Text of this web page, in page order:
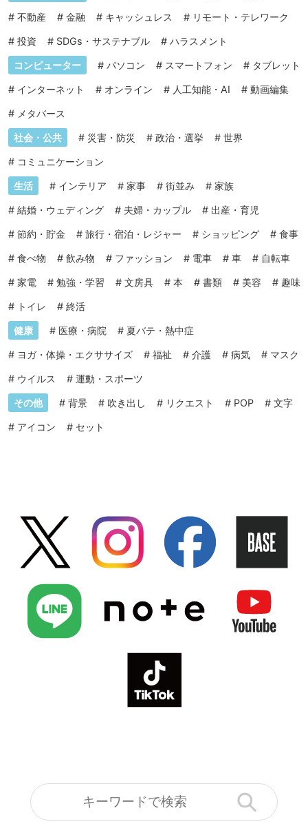
# 不動産 # 金融 # キャッシュレス # リモート・テレワーク
# 投資 # SDGs・サステナブル # ハラスメント
コンピューター # パソコン # スマートフォン # タブレット
# インターネット # オンライン # 人工知能・AI # 動画編集
# メタバース
社会・公共 # 災害・防災 # 政治・選挙 # 世界
# コミュニケーション
生活 # インテリア # 家事 # 街並み # 家族
# 結婚・ウェディング # 夫婦・カップル # 出産・育児
# 節約・貯金 # 旅行・宿泊・レジャー # ショッピング # 食事
# 食べ物 # 飲み物 # ファッション # 電車 # 車 # 自転車
# 家電 # 勉強・学習 # 文房具 # 本 # 書類 # 美容 # 趣味
# トイレ # 終活
健康 # 医療・病院 # 夏バテ・熱中症
# ヨガ・体操・エクササイズ # 福祉 # 介護 # 病気 # マスク
# ウイルス # 運動・スポーツ
その他 # 背景 # 吹き出し # リクエスト # POP # 文字
# アイコン # セット